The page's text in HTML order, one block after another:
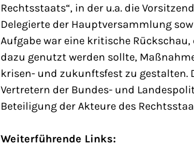
Rechtsstaats“, in der u.a. die
Delegierte der Hauptversammlung
Aufgabe war eine kritische
dazu genutzt werden sollte,
krisen- und zukunftsfest zu gestalten.
Vertretern der Bundes- und
Beteiligung der Akteure des
Weiterführende Links: